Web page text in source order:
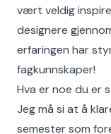
vært veldig
designere
erfaringen har
fagkunnskaper!
Hva er noe du er
Jeg må si at å
semester som